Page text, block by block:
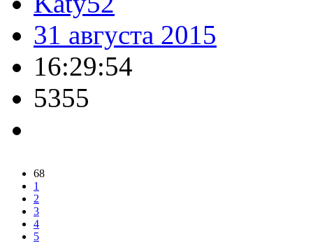
31 августа 2015
16:29:54
5355
68
1
2
3
4
5